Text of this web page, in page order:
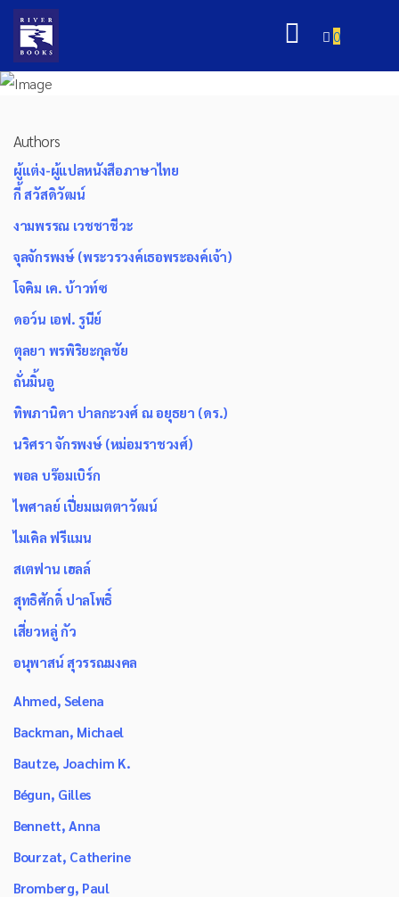
0
Authors
ผู้แต่ง-ผู้แปลหนังสือภาษาไทย
กี้ สวัสดิวัฒน์
งามพรรณ เวชชาชีวะ
จุลจักรพงษ์ (พระวรวงค์เธอพระองค์เจ้า)
โจคิม เค. บ้าวท์ซ
ดอว์น เอฟ. รูนีย์
ตุลยา พรพิริยะกุลชัย
ถั่นมิ้นอู
ทิพภานิดา ปาลกะวงศ์ ณ อยุธยา (ดร.)
นริศรา จักรพงษ์ (หม่อมราชวงศ์)
พอล บร๊อมเบิร์ก
ไพศาลย์ เปี่ยมเมตตาวัฒน์
ไมเคิล ฟรีแมน
สเตฟาน เฮลล์
สุทธิศักดิ์ ปาลโพธิ์
เสี่ยวหลู่ กัว
อนุพาสน์ สุวรรณมงคล
Ahmed, Selena
Backman, Michael
Bautze, Joachim K.
Bégun, Gilles
Bennett, Anna
Bourzat, Catherine
Bromberg, Paul